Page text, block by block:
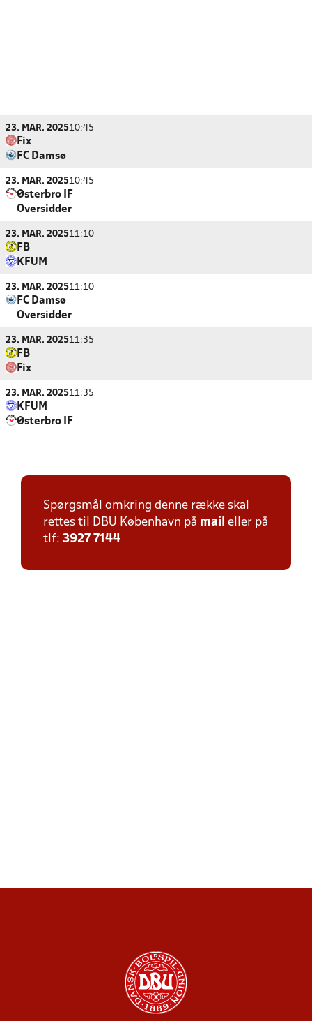
23. MAR. 202510:45
Fix
FC Damsø
23. MAR. 202510:45
Østerbro IF
Oversidder
23. MAR. 202511:10
FB
KFUM
23. MAR. 202511:10
FC Damsø
Oversidder
23. MAR. 202511:35
FB
Fix
23. MAR. 202511:35
KFUM
Østerbro IF
Spørgsmål omkring denne række skal
rettes til DBU København på mail eller på
tlf: 3927 7144